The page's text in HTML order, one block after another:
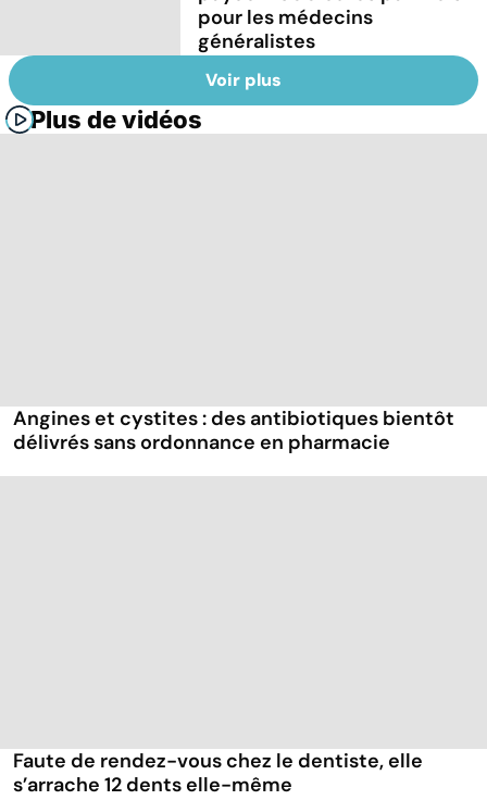
pour les médecins
généralistes
Voir plus
Plus de vidéos
Angines et cystites : des antibiotiques bientôt
délivrés sans ordonnance en pharmacie
Faute de rendez-vous chez le dentiste, elle
s’arrache 12 dents elle-même